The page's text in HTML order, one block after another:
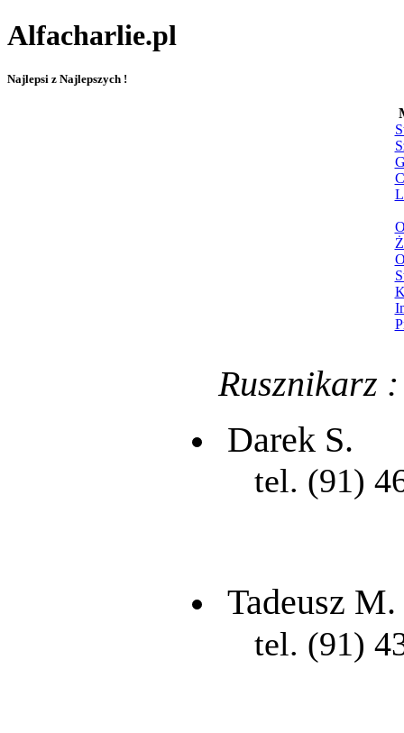
Alfacharlie.pl
Najlepsi z Najlepszych !
Rusznikarz :
Darek S.
tel. (91)
Tadeusz M.
tel. (91)